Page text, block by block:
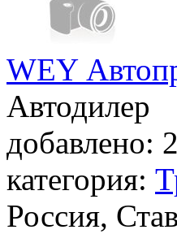
WEY
Автодилер
добавлено:
категория:
Россия,